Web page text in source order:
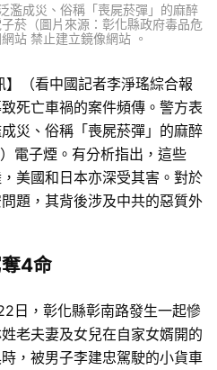
濫成災、俗稱「喪屍菸彈」的麻醉
菸（圖片來源：彰化縣政府毒品危
站 禁止建立鏡像網站 。
】（看中國記者李淨瑤綜合報
死亡車禍的案件頻傳。警方表
災、俗稱「喪屍菸彈」的麻醉
電子煙。有分析指出，這些
美國和日本亦深受其害。對於
題，其背後涉及中共的惡質外
4命
日，彰化縣彰南路發生一起慘
老夫妻及女兒在自家女婿開的
，被男子李建忠駕駛的小貨車